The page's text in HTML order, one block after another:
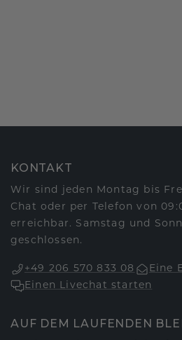
KONTAKT
Wir sind jeden Montag bis
Chat oder per Telefon von
erreichbar. Samstag und
geschlossen.
+49 206 570 833 08
Eine
Einen Livechat starten
AUF DEM LAUFENDEN